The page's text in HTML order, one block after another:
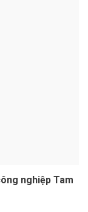
nghiệp Tam